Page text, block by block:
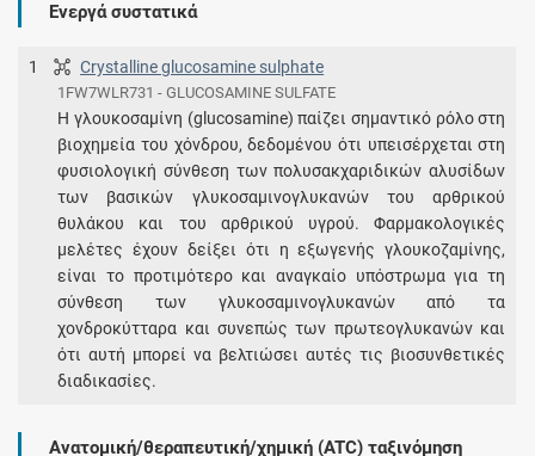
Ενεργά συστατικά
1 Crystalline glucosamine sulphate
1FW7WLR731 - GLUCOSAMINE SULFATE
Η γλουκοσαμίνη (glucosamine) παίζει σημαντικό ρόλο στη
βιοχημεία του χόνδρου, δεδομένου ότι υπεισέρχεται στη
φυσιολογική σύνθεση των πολυσακχαριδικών αλυσίδων
των βασικών γλυκοσαμινογλυκανών του αρθρικού
θυλάκου και του αρθρικού υγρού. Φαρμακολογικές
μελέτες έχουν δείξει ότι η εξωγενής γλουκοζαμίνης,
είναι το προτιμότερο και αναγκαίο υπόστρωμα για τη
σύνθεση των γλυκοσαμινογλυκανών από τα
χονδροκύτταρα και συνεπώς των πρωτεογλυκανών και
ότι αυτή μπορεί να βελτιώσει αυτές τις βιοσυνθετικές
διαδικασίες.
Ανατομική/θεραπευτική/χημική (ATC) ταξινόμηση